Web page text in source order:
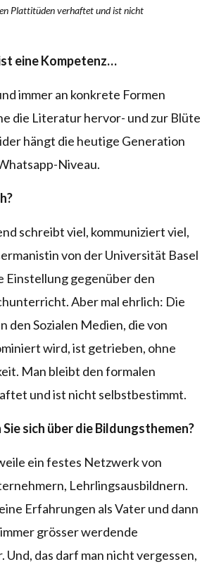
Plattitüden verhaftet und ist nicht
eine Kompetenz…
immer an konkrete Formen
die Literatur hervor- und zur Blüte
hängt die heutige Generation
Niveau.
schreibt viel, kommuniziert viel,
von der Universität Basel
Einstellung gegenüber den
Aber mal ehrlich: Die
den Sozialen Medien, die von
wird, ist getrieben, ohne
Man bleibt den formalen
und ist nicht selbstbestimmt.
sich über die Bildungsthemen?
ein festes Netzwerk von
Lehrlingsausbildnern.
Erfahrungen als Vater und dann
grösser werdende
das darf man nicht vergessen,